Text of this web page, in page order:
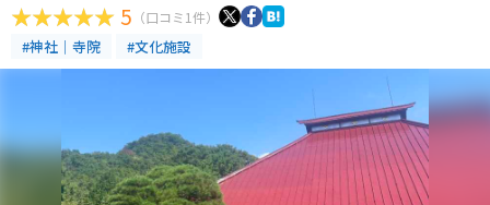
5 （口コミ1件）
#神社｜寺院 #文化施設